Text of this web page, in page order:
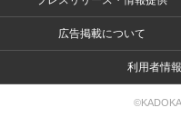
広告掲載について
利用者情